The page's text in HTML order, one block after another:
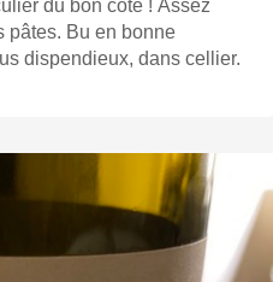
du bon côté ! Assez
pâtes. Bu en bonne
dispendieux, dans cellier.